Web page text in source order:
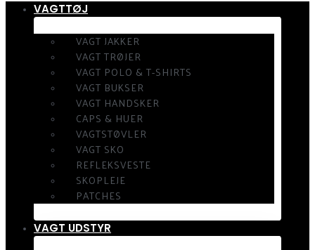
VAGTTØJ
VAGT JAKKER
VAGT TRØJER
VAGT POLO & T-SHIRTS
VAGT BUKSER
VAGT HANDSKER
CAPS & HUER
VAGTSTØVLER
VAGT SKO
REFLEKSVESTE
SKOPLEJE
PATCHES
VAGT UDSTYR